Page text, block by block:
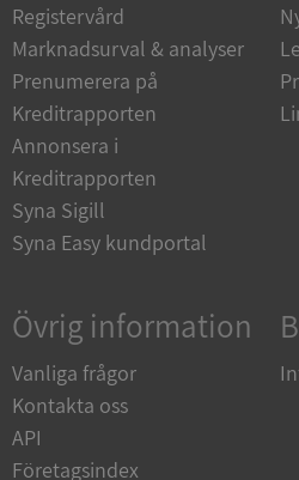
Registervård
Marknadsurval & analyser
Prenumerera på
Kreditrapporten
Annonsera i
Kreditrapporten
Syna Sigill
Syna Easy kundportal
Övrig information
Vanliga frågor
Kontakta oss
API
Företagsindex
ARRAffinity
__RequestVerificationToken